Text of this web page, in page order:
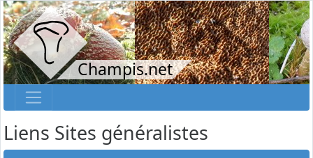
Champis.net
Liens Sites généralistes